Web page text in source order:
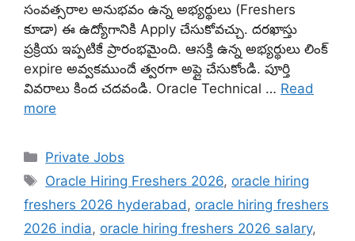
సంవత్సరాల అనుభవం ఉన్న అభ్యర్థులు (Freshers
కూడా) ఈ ఉద్యోగానికి Apply చేసుకోవచ్చు. దరఖాస్తు
ప్రక్రియ ఇప్పటికే ప్రారంభమైంది. ఆసక్తి ఉన్న అభ్యర్థులు లింక్
expire అవ్వకముందే త్వరగా అప్లై చేసుకోండి. పూర్తి
వివరాలు కింద చదవండి. Oracle Technical … Read
more
Categories
Private Jobs
Tags
Oracle Hiring Freshers 2026, oracle hiring
freshers 2026 hyderabad , oracle hiring freshers
2026 india, oracle hiring freshers 2026 salary,